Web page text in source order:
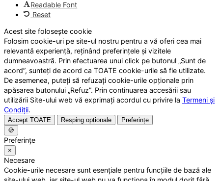
Readable Font
Reset
Acest site folosește cookie
Folosim cookie-uri pe site-ul nostru pentru a vă oferi cea mai
relevantă experiență, reținând preferințele și vizitele
dumneavoastră. Prin efectuarea unui click pe butonul „Sunt de
acord”, sunteți de acord ca TOATE cookie-urile să fie utilizate.
De asemenea, puteți să refuzați cookie-urile opționale prin
apăsarea butonului „Refuz”. Prin continuarea accesării sau
utilizării Site-ului web vă exprimați acordul cu privire la Termeni și
Condiții.
Accept TOATE Resping opționale
Preferințe
🍪
Preferințe
×
Necesare
Cookie-urile necesare sunt esențiale pentru funcțiile de bază ale